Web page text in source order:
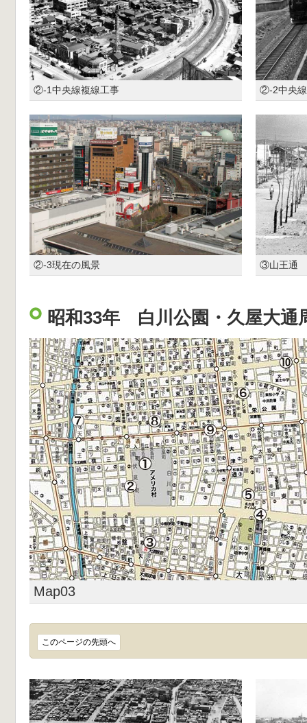
②-1中央線複線工事 ②-2中央
②-3現在の風景 ③山王通
昭和33年 白川公園・久屋大通
Map03
このページの先頭へ